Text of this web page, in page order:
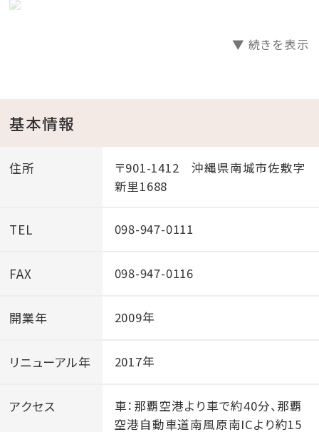
【夏休み期間限定イベント】あ～楽しいユインチの夏。
毎日11:00～と16:00～の2回、スタッフと水をかけ合う
大人気「スプラッシュパーティー」開催！
☆ディナー民謡ライブ 18:00～／20:00～
ディナーご利用のお客様限定でお楽しみいただけます。
制）
☆ユインチ謎解き探検隊
もらおう！
天然温泉猿人の湯で楽しめる、暑い夏にぴったりな体温
▼ 続きを表示
基本情報
住所
〒901-1412 沖縄県南城市佐敷字
新里1688
TEL 098-947-0111
FAX 098-947-0116
開業年 2009年
リニューアル年 2017年
アクセス
車：那覇空港より車で約40分、那覇
空港自動車道南風原南ICより約15